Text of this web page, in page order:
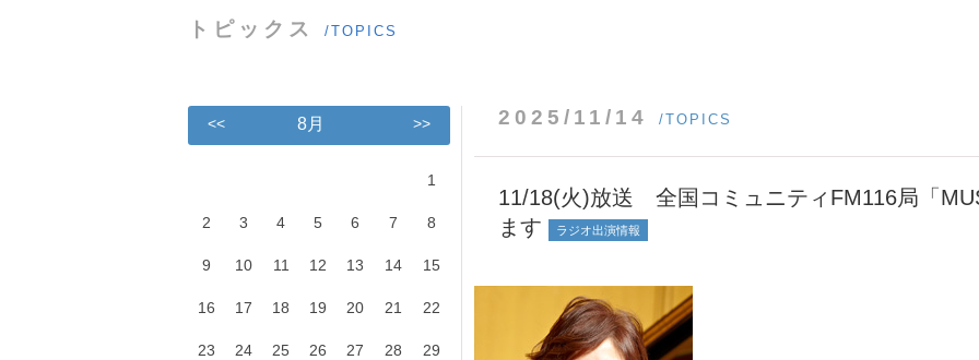
トピックス /TOPICS
2025/11/14 /TOPICS
11/18(火)放送 全国コミュニティFM116局「
ます
ラジオ出演情報
<< 8月 >>
1
2 3 4 5 6 7 8
9 10 11 12 13 14 15
16 17 18 19 20 21 22
23 24 25 26 27 28 29